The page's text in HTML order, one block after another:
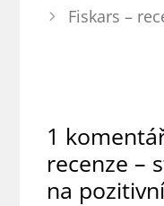
Fiskars –
1
recenze –
na